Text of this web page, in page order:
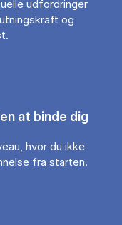
udfordringer
og
at binde dig
hvor du ikke
fra starten.